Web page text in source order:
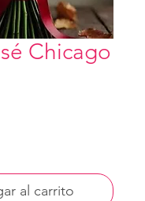
Chicago
al carrito